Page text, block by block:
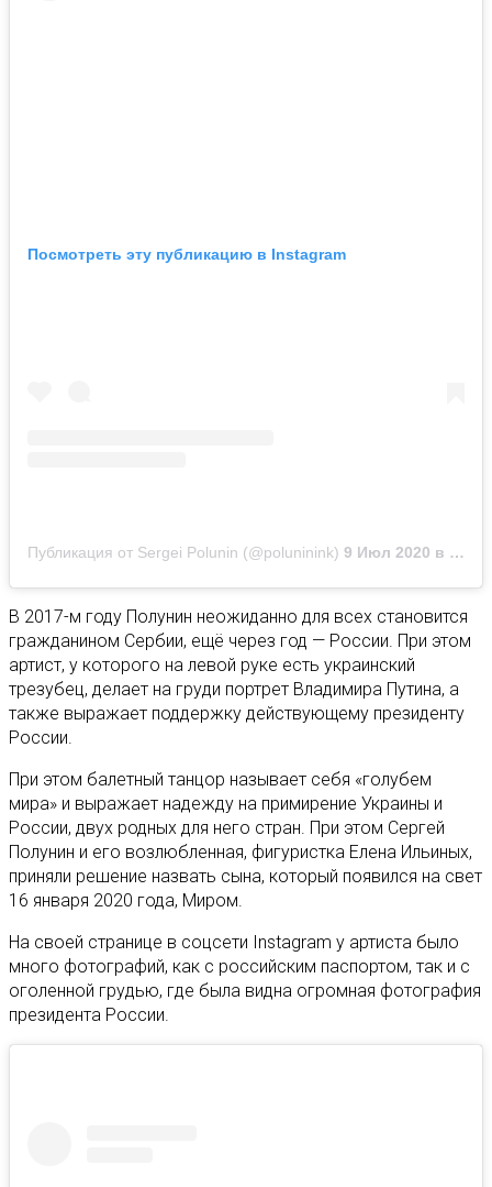
Посмотреть эту публикацию в Instagram
Публикация от Sergei Polunin (@poluninink) 9 Июл 2020 в 4:52 PDT
В 2017-м году Полунин неожиданно для всех становится
гражданином Сербии, ещё через год — России. При этом
артист, у которого на левой руке есть украинский
трезубец, делает на груди портрет Владимира Путина, а
также выражает поддержку действующему президенту
России.
При этом балетный танцор называет себя «голубем
мира» и выражает надежду на примирение Украины и
России, двух родных для него стран. При этом Сергей
Полунин и его возлюбленная, фигуристка Елена Ильиных,
приняли решение назвать сына, который появился на свет
16 января 2020 года, Миром.
На своей странице в соцсети Instagram у артиста было
много фотографий, как с российским паспортом, так и с
оголенной грудью, где была видна огромная фотография
президента России.